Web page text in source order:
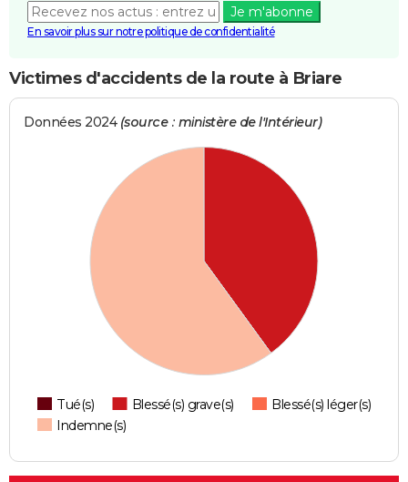
Je m'abonne
En savoir plus sur notre politique de confidentialité
Victimes d'accidents de la route à Briare
Données 2024 (source : ministère de l'Intérieur)
Tué(s) Blessé(s) grave(s)
Blessé(s) léger(s)
Indemne(s)